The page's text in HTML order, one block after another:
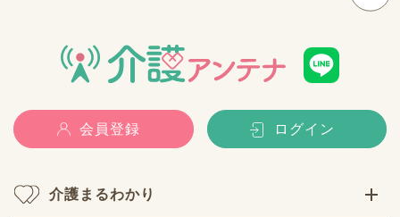
会員登録 ログイン
介護まるわかり